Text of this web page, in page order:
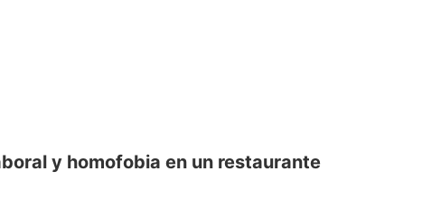
y homofobia en un restaurante